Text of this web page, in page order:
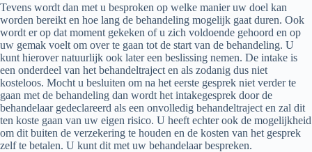
Tevens wordt dan met u besproken op welke manier uw doel kan
worden bereikt en hoe lang de behandeling mogelijk gaat duren. Ook
wordt er op dat moment gekeken of u zich voldoende gehoord en op
uw gemak voelt om over te gaan tot de start van de behandeling. U
kunt hierover natuurlijk ook later een beslissing nemen. De intake is
een onderdeel van het behandeltraject en als zodanig dus niet
kosteloos. Mocht u besluiten om na het eerste gesprek niet verder te
gaan met de behandeling dan wordt het intakegesprek door de
behandelaar gedeclareerd als een onvolledig behandeltraject en zal dit
ten koste gaan van uw eigen risico. U heeft echter ook de mogelijkheid
om dit buiten de verzekering te houden en de kosten van het gesprek
zelf te betalen. U kunt dit met uw behandelaar bespreken.